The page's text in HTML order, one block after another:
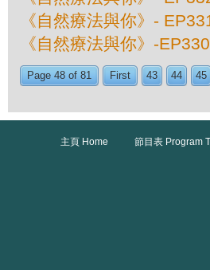
《自然療法與你》-
《自然療法與你》-
Page 48 of 81 First 43 44 45
主頁 Home 節目表 Program